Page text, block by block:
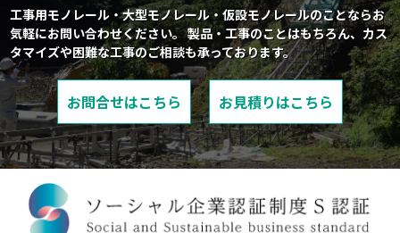
工事用モノレール・大型モノレール・仮設モノレールのことならお
気軽にお問い合わせください。製品・工事のことはもちろん、カス
タマイズや困難な工事のご相談も承っております。
お問合せはこちら お見積りはこちら